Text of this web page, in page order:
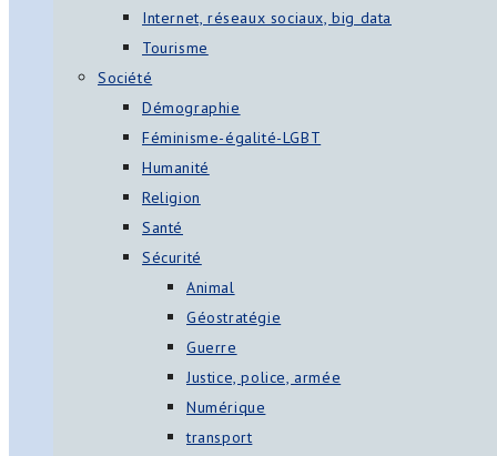
Internet, réseaux sociaux, big data
Tourisme
Société
Démographie
Féminisme-égalité-LGBT
Humanité
Religion
Santé
Sécurité
Animal
Géostratégie
Guerre
Justice, police, armée
Numérique
transport